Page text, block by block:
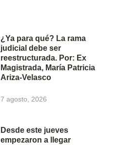
¿Ya para qué? La rama
judicial debe ser
reestructurada. Por: Ex
Magistrada, María Patricia
Ariza-Velasco
7 agosto, 2026
Desde este jueves
empezaron a llegar